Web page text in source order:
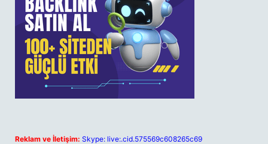
Reklam ve İletişim: Skype: live:.cid.575569c608265c69